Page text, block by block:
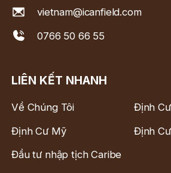
vietnam@icanfield.com
0766 50 66 55
LIÊN KẾT NHANH
Về Chúng Tôi
Định
Định Cư Mỹ
Định
Đầu tư nhập tịch Caribe